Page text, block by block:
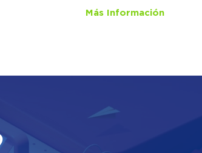
Más Información